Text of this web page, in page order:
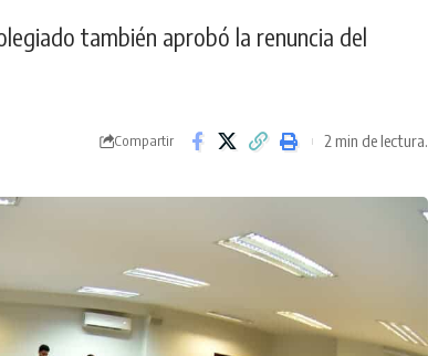
también aprobó la renuncia del
Compartir 2 min de lectura.